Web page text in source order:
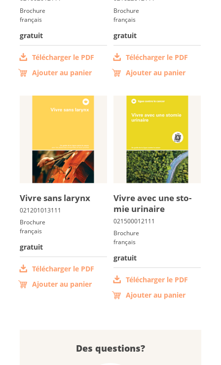
Brochure
français
gratuit
Télécharger le PDF
Ajouter au panier
Brochure
français
gratuit
Télécharger le PDF
Ajouter au panier
Vivre sans la­rynx
Brochure
français
gratuit
Télécharger le PDF
Ajouter au panier
Vivre avec une sto­
mie uri­naire
Brochure
français
gratuit
Télécharger le PDF
Ajouter au panier
Des questions?